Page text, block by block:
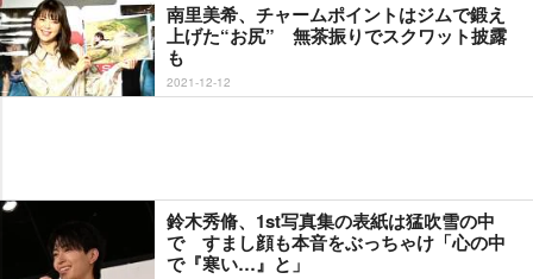
南里美希、チャームポイントはジムで鍛え
上げた“お尻” 無茶振りでスクワット披露
も
2021-12-12
鈴木秀脩、1st写真集の表紙は猛吹雪の中
で すまし顔も本音をぶっちゃけ「心の中
で『寒い…』と」